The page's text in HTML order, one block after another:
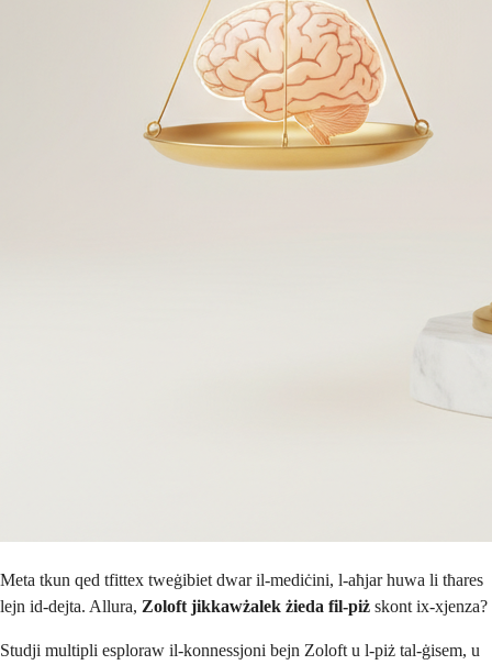
Meta tkun qed tfittex tweġibiet dwar il-mediċini, l-aħjar huwa li tħares
lejn id-dejta. Allura, Zoloft jikkawżalek żieda fil-piż skont ix-xjenza?
Studji multipli esploraw il-konnessjoni bejn Zoloft u l-piż tal-ġisem, u